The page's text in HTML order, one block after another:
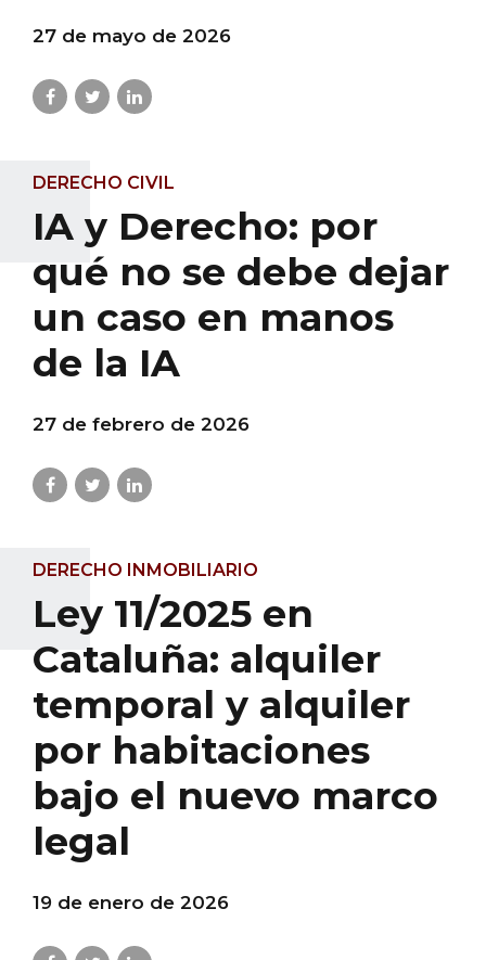
27 de mayo de 2026
DERECHO CIVIL
IA y Derecho: por
qué no se debe dejar
un caso en manos
de la IA
27 de febrero de 2026
DERECHO INMOBILIARIO
Ley 11/2025 en
Cataluña: alquiler
temporal y alquiler
por habitaciones
bajo el nuevo marco
legal
19 de enero de 2026